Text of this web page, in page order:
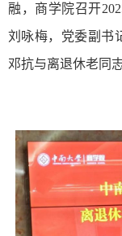
融， 商学院召开
刘咏梅，党委副书
邓抗与离退休老同